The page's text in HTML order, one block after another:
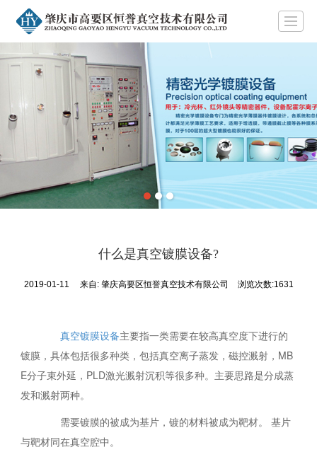
首页 关于恒誉 多弧离子镀膜机
什么是真空镀膜设备?
2019-01-11 来自: 肇庆高要区恒誉真空技术有限公司 浏览次数:1631
真空镀膜设备主要指一类需要在较高真空度下进行的
镀膜，具体包括很多种类，包括真空离子蒸发，磁控溅射，MB
E分子束外延，PLD激光溅射沉积等很多种。主要思路是分成蒸
发和溅射两种。
需要镀膜的被成为基片，镀的材料被成为靶材。 基片
与靶材同在真空腔中。